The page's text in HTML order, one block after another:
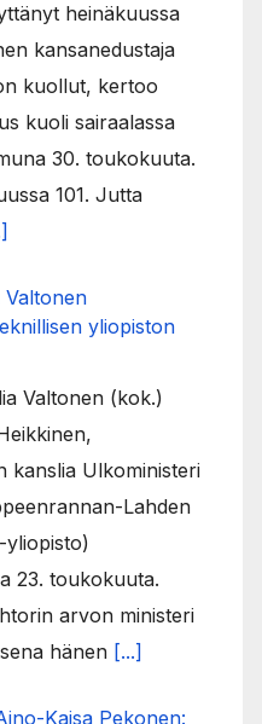
heinäkuussa
kansanedustaja
kuollut, kertoo
kuoli sairaalassa
30. toukokuuta.
101. Jutta
Valtonen
yliopiston
Valtonen (kok.)
kanslia Ulkoministeri
Lahden
yliopisto)
23. toukokuuta.
arvon ministeri
hänen [...]
Kaisa Pekonen: